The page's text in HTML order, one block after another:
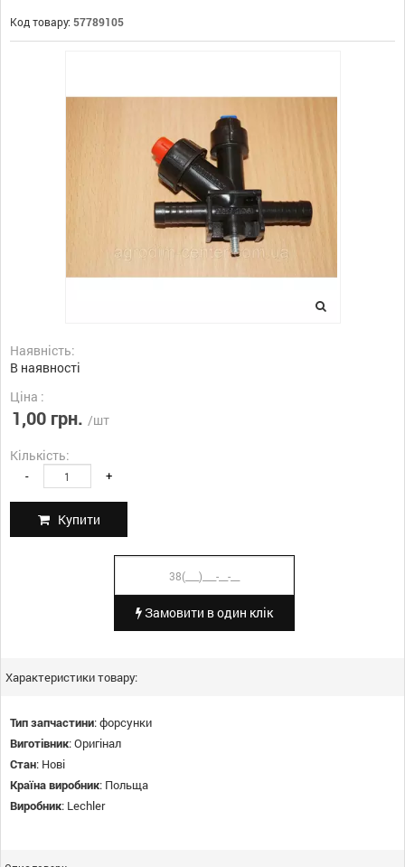
Код товару: 57789105
Наявність:
В наявності
Ціна :
1,00 грн. /шт
Кількість:
- +
Купити
Замовити в один клік
Характеристики товару:
Тип запчастини:форсунки
Виготівник:Оригінал
Стан: Нові
Країна виробник: Польща
Виробник: Lechler